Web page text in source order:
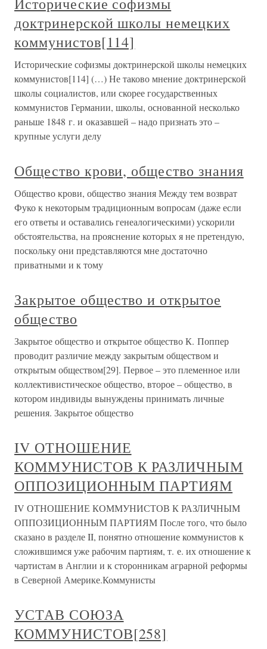
доктринерской школы немецких
коммунистов[114]
Исторические софизмы доктринерской школы немецких
коммунистов[114] (…) Не таково мнение доктринерской
школы социалистов, или скорее государственных
коммунистов Германии, школы, основанной несколько
раньше 1848 г. и оказавшей – надо признать это –
крупные услуги делу
Общество крови, общество знания
Общество крови, общество знания Между тем возврат
Фуко к некоторым традиционным вопросам (даже если
его ответы и оставались генеалогическими) ускорили
обстоятельства, на прояснение которых я не претендую,
поскольку они представляются мне достаточно
приватными и к тому
Закрытое общество и открытое
общество
Закрытое общество и открытое общество К. Поппер
проводит различие между закрытым обществом и
открытым обществом[29]. Первое – это племенное или
коллективистическое общество, второе – общество, в
котором индивиды вынуждены принимать личные
решения. Закрытое общество
IV ОТНОШЕНИЕ
КОММУНИСТОВ К РАЗЛИЧНЫМ
ОППОЗИЦИОННЫМ ПАРТИЯМ
IV ОТНОШЕНИЕ КОММУНИСТОВ К РАЗЛИЧНЫМ
ОППОЗИЦИОННЫМ ПАРТИЯМ После того, что было
сказано в разделе II, понятно отношение коммунистов к
сложившимся уже рабочим партиям, т. е. их отношение к
чартистам в Англии и к сторонникам аграрной реформы
в Северной Америке.Коммунисты
УСТАВ СОЮЗА
КОММУНИСТОВ[258]